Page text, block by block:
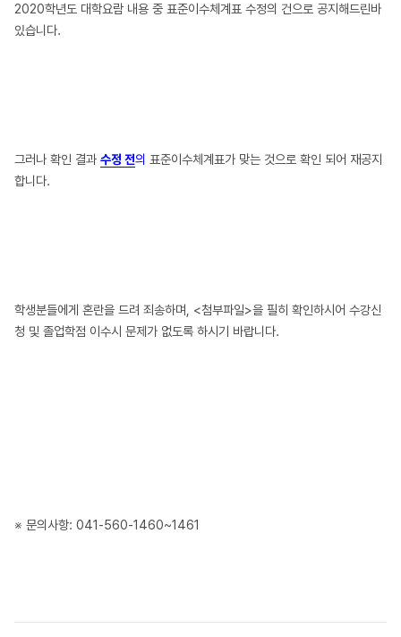
2020학년도 대학요람 내용 중 표준이수체계표 수정의 건으로 공지해드린바
있습니다.
그러나 확인 결과 수정 전의 표준이수체계표가 맞는 것으로 확인 되어 재공지
합니다.
학생분들에게 혼란을 드려 죄송하며, <첨부파일>을 필히 확인하시어 수강신
청 및 졸업학점 이수시 문제가 없도록 하시기 바랍니다.
※ 문의사항: 041-560-1460~1461